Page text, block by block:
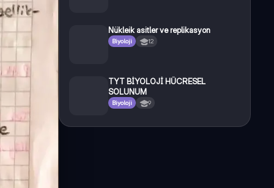
Nükleik asitler ve replikasyon
Biyoloji 12
TYT BİYOLOJİ HÜCRESEL
SOLUNUM
Biyoloji 9